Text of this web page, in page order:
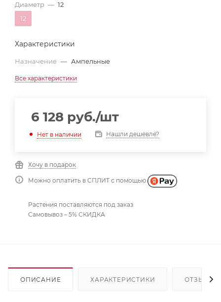
Диаметр — 12
12
Характеристики
Назначение — Ампельные
Все характеристики
6 128 руб./шт
Нет в наличии Нашли дешевле?
Хочу в подарок
Можно оплатить в СПЛИТ с помощью
Растения поставляются под заказ
Самовывоз – 5% СКИДКА
ОПИСАНИЕ ХАРАКТЕРИСТИКИ ОТЗЫВЫ